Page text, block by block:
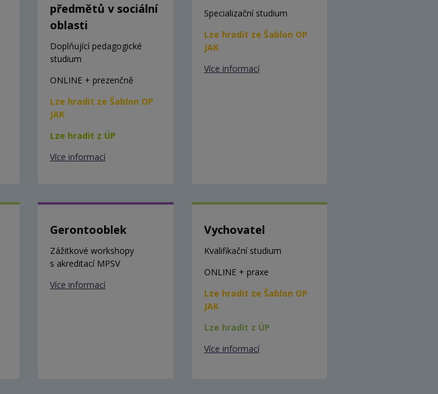
předmětů v sociální
oblasti
Doplňující pedagogické
studium
ONLINE + prezenčně
Lze hradit ze Šablon OP
JAK
Lze hradit z ÚP
Více informací
Specializační studium
Lze hradit ze Šablon OP
JAK
Více informací
Gerontooblek
Zážitkové workshopy
s akreditací MPSV
Více informací
Vychovatel
Kvalifikační studium
ONLINE + praxe
Lze hradit ze Šablon OP
JAK
Lze hradit z ÚP
Více informací